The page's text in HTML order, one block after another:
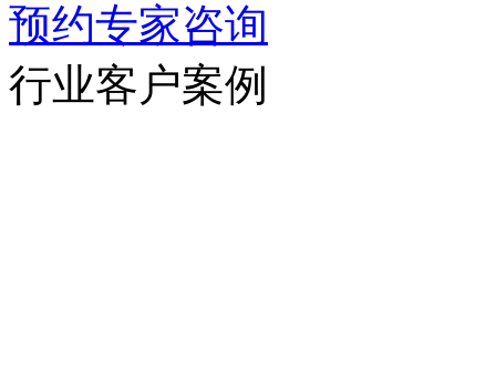
预约专家咨询
行业客户案例